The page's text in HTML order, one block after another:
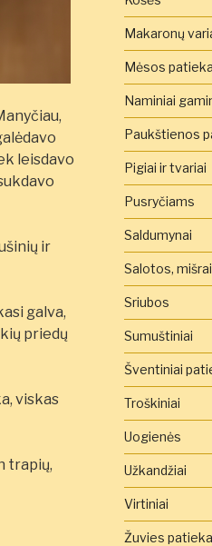
leisdavo
ir
galva,
priedų
viskas
trapių,
Makaronų
Mėsos
Naminiai
Paukštienos
Pigiai ir tvariai
Pusryčiams
Saldumynai
Salotos,
Sriubos
Sumuštiniai
Šventiniai
Troškiniai
Uogienės
Užkandžiai
Virtiniai
Žuvies